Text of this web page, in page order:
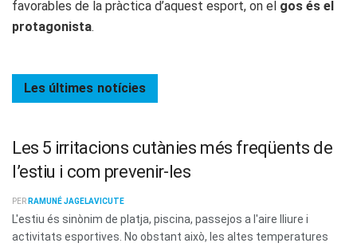
favorables de la pràctica d’aquest esport, on el gos és el
protagonista.
Les últimes notícies
Les 5 irritacions cutànies més freqüents de
l’estiu i com prevenir-les
PER RAMUNÉ JAGELAVICUTE
L'estiu és sinònim de platja, piscina, passejos a l'aire lliure i
activitats esportives. No obstant això, les altes temperatures